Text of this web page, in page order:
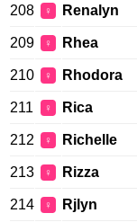
208 ♀ Renalyn
209 ♀ Rhea
210 ♀ Rhodora
211 ♀ Rica
212 ♀ Richelle
213 ♀ Rizza
214 ♀ Rjlyn